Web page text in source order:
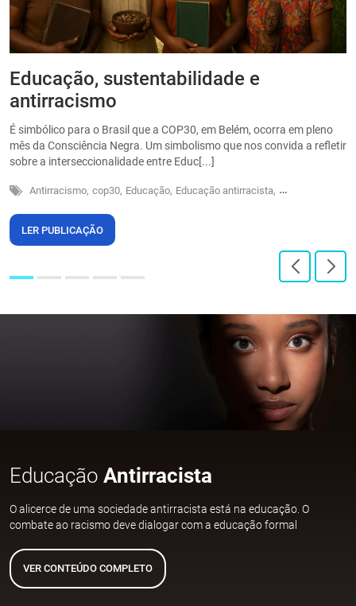
Educação, sustentabilidade e
antirracismo
É simbólico para o Brasil que a COP30, em Belém, ocorra em pleno
mês da Consciência Negra. Um simbolismo que nos convida a refletir
sobre a interseccionalidade entre Educ[...]
Antirracismo, cop30, Educação, Educação antirracista, Sustentabilidade
LER PUBLICAÇÃO
Educação Antirracista
O alicerce de uma sociedade antirracista está na educação. O
combate ao racismo deve dialogar com a educação formal
VER CONTEÚDO COMPLETO